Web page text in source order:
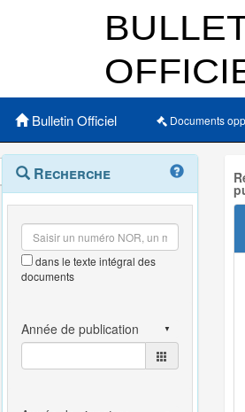
Bulletin Officiel Documents
Navigation
et
outils
annexes
Menu
contextuel
Recherche
dans le texte intégral des
documents